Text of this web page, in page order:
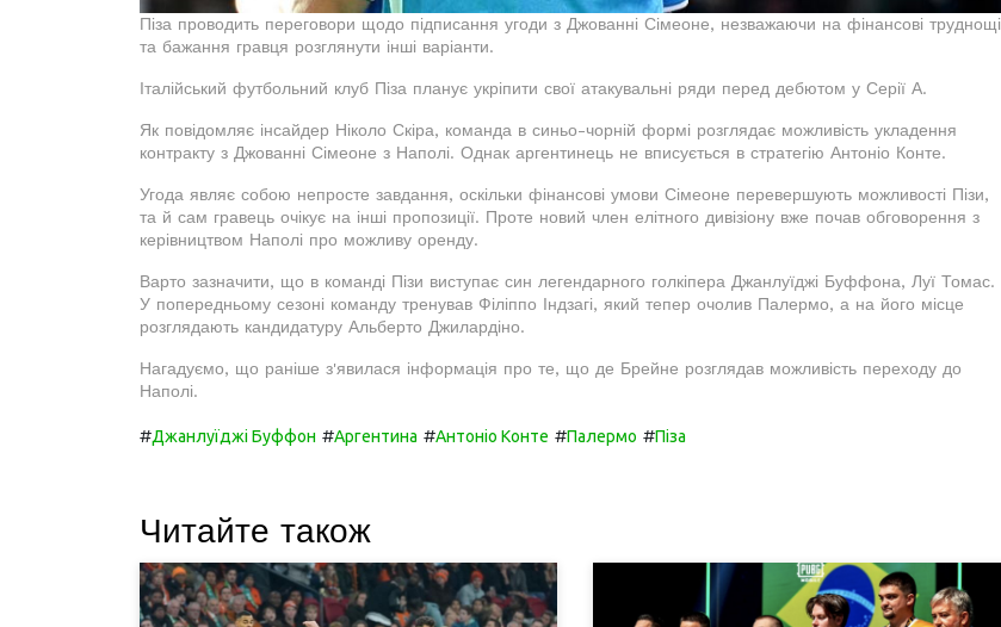
Піза проводить переговори щодо підписання угоди з Джованні Сімеоне, незважаючи на фінансові труднощі
та бажання гравця розглянути інші варіанти.
Італійський футбольний клуб Піза планує укріпити свої атакувальні ряди перед дебютом у Серії А.
Як повідомляє інсайдер Ніколо Скіра, команда в синьо-чорній формі розглядає можливість укладення
контракту з Джованні Сімеоне з Наполі. Однак аргентинець не вписується в стратегію Антоніо Конте.
Угода являє собою непросте завдання, оскільки фінансові умови Сімеоне перевершують можливості Пізи,
та й сам гравець очікує на інші пропозиції. Проте новий член елітного дивізіону вже почав обговорення з
керівництвом Наполі про можливу оренду.
Варто зазначити, що в команді Пізи виступає син легендарного голкіпера Джанлуїджі Буффона, Луї Томас.
У попередньому сезоні команду тренував Філіппо Індзагі, який тепер очолив Палермо, а на його місце
розглядають кандидатуру Альберто Джилардіно.
Нагадуємо, що раніше з'явилася інформація про те, що де Брейне розглядав можливість переходу до
Наполі.
#Джанлуїджі Буффон #Аргентина #Антоніо Конте #Палермо #Піза
Читайте також